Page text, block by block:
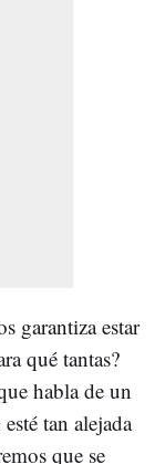
garantiza estar
qué tantas?
habla de un
tan alejada
que se